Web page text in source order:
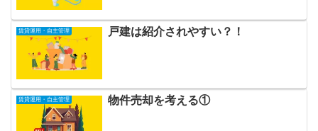
賃貸運用・自主管理 戸建は紹介されやすい？！
賃貸運用・自主管理 物件売却を考える①